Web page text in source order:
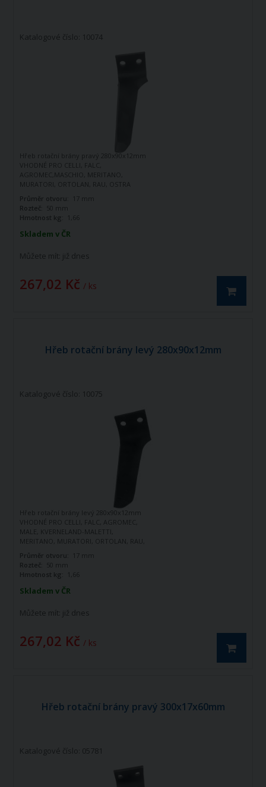
Katalogové číslo: 10074
Skladem v ČR
Můžete mít: již dnes
267,02 Kč / ks
Hřeb rotační brány pravý 280x90x12mm
VHODNÉ PRO CELLI, FALC,
AGROMEC,MASCHIO, MERITANO,
MURATORI, ORTOLAN, RAU, OSTRA
Průměr otvoru:
17 mm
Rozteč:
50 mm
Hmotnost kg:
1,66
Hřeb rotační brány levý 280x90x12mm
Katalogové číslo: 10075
Skladem v ČR
Můžete mít: již dnes
267,02 Kč / ks
Hřeb rotační brány levý 280x90x12mm
VHODNÉ PRO CELLI, FALC, AGROMEC,
MALE, KVERNELAND-MALETTI,
MERITANO, MURATORI, ORTOLAN, RAU,
CELLI, MASCHIO
Průměr otvoru:
17 mm
Rozteč:
50 mm
Hmotnost kg:
1,66
Hřeb rotační brány pravý 300x17x60mm
Katalogové číslo: 05781